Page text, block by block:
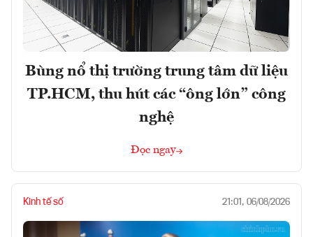
Bùng nổ thị trường trung tâm dữ liệu
TP.HCM, thu hút các “ông lớn” công
nghệ
Đọc ngay
Kinh tế số 21:01, 06/08/2026